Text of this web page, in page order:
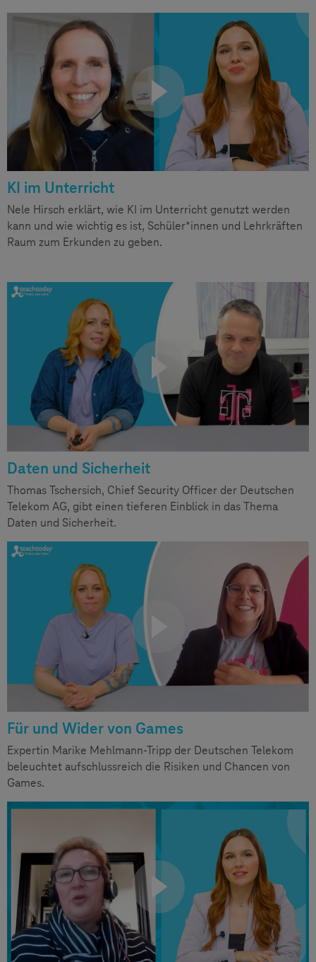
KI im Unterricht
Nele Hirsch erklärt, wie KI im Unterricht genutzt werden
kann und wie wichtig es ist, Schüler*innen und Lehrkräften
Raum zum Erkunden zu geben.
Daten und Sicherheit
Thomas Tschersich, Chief Security Officer der Deutschen
Telekom AG, gibt einen tieferen Einblick in das Thema
Daten und Sicherheit.
Für und Wider von Games
Expertin Marike Mehlmann-Tripp der Deutschen Telekom
beleuchtet aufschlussreich die Risiken und Chancen von
Games.